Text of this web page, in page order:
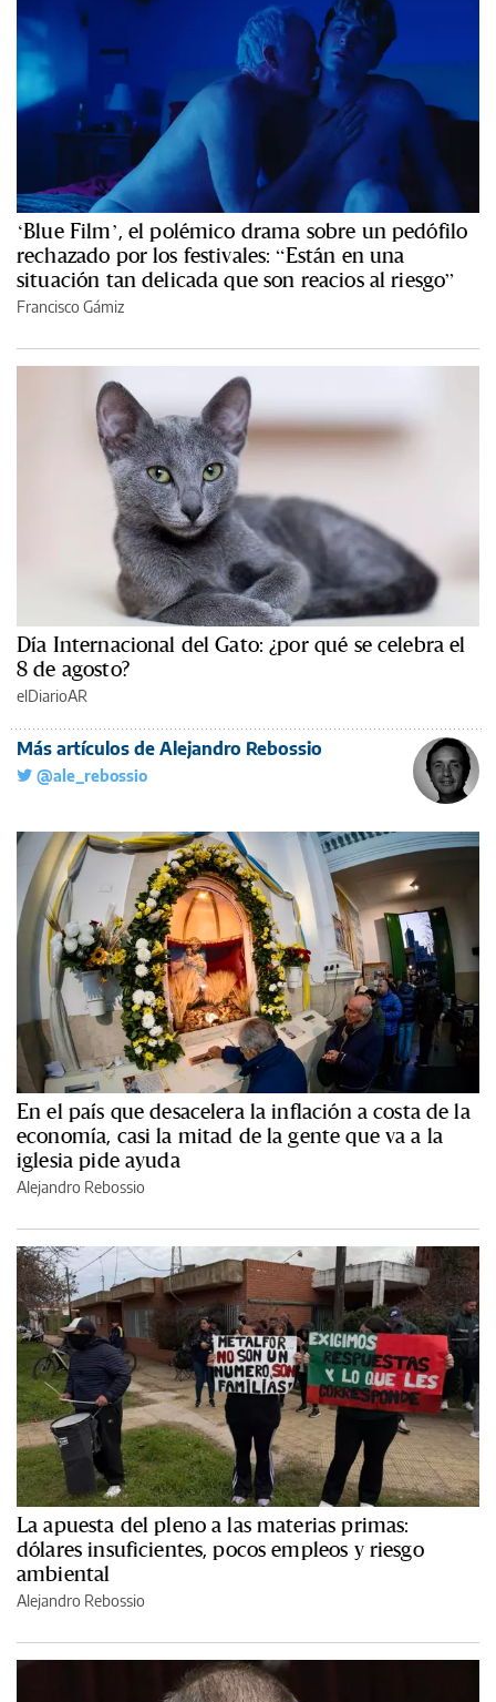
‘Blue Film’, el polémico drama sobre un pedófilo
rechazado por los festivales: “Están en una
situación tan delicada que son reacios al riesgo”
Francisco Gámiz
Día Internacional del Gato: ¿por qué se celebra el
8 de agosto?
elDiarioAR
Más artículos de Alejandro Rebossio
@ale_rebossio
En el país que desacelera la inflación a costa de la
economía, casi la mitad de la gente que va a la
iglesia pide ayuda
Alejandro Rebossio
La apuesta del pleno a las materias primas:
dólares insuficientes, pocos empleos y riesgo
ambiental
Alejandro Rebossio